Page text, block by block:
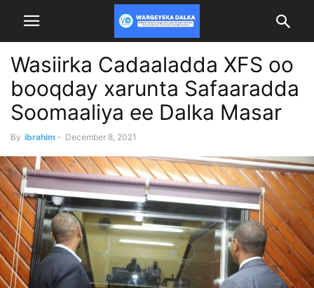
Wasiirka Cadaaladda XFS oo
booqday xarunta Safaaradda
Soomaaliya ee Dalka Masar
By ibrahim - December 8, 2021